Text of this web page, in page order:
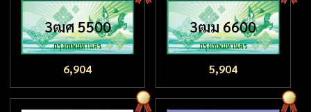
3ฒศ 5500
6,904
3ฒม 6600
5,904